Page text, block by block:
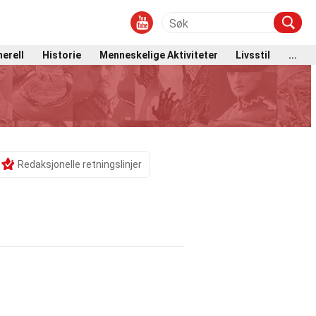
Historie Menneskelige Aktiviteter Livsstil
...
Redaksjonelle retningslinjer